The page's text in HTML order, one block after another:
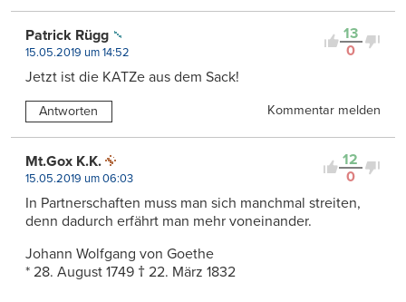
13
0
Patrick Rügg
15.05.2019 um 14:52
Jetzt ist die KATZe aus dem Sack!
Antworten Kommentar melden
12
0
Mt.Gox K.K.
15.05.2019 um 06:03
In Partnerschaften muss man sich manchmal streiten,
denn dadurch erfährt man mehr voneinander.
Johann Wolfgang von Goethe
* 28. August 1749 † 22. März 1832